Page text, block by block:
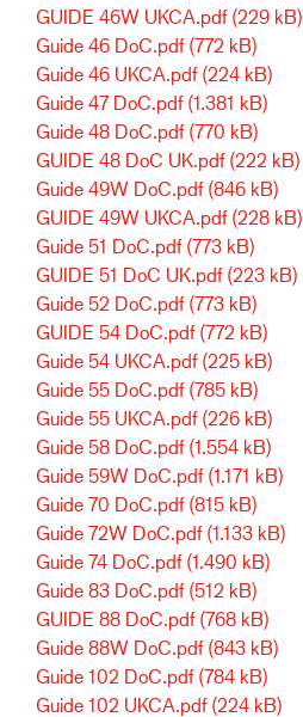
GUIDE 46W UKCA.pdf (229 kB)
Guide 46 DoC.pdf (772 kB)
Guide 46 UKCA.pdf (224 kB)
Guide 47 DoC.pdf (1.381 kB)
Guide 48 DoC.pdf (770 kB)
GUIDE 48 DoC UK.pdf (222 kB)
Guide 49W DoC.pdf (846 kB)
GUIDE 49W UKCA.pdf (228 kB)
Guide 51 DoC.pdf (773 kB)
GUIDE 51 DoC UK.pdf (223 kB)
Guide 52 DoC.pdf (773 kB)
GUIDE 54 DoC.pdf (772 kB)
Guide 54 UKCA.pdf (225 kB)
Guide 55 DoC.pdf (785 kB)
Guide 55 UKCA.pdf (226 kB)
Guide 58 DoC.pdf (1.554 kB)
Guide 59W DoC.pdf (1.171 kB)
Guide 70 DoC.pdf (815 kB)
Guide 72W DoC.pdf (1.133 kB)
Guide 74 DoC.pdf (1.490 kB)
Guide 83 DoC.pdf (512 kB)
GUIDE 88 DoC.pdf (768 kB)
Guide 88W DoC.pdf (843 kB)
Guide 102 DoC.pdf (784 kB)
Guide 102 UKCA.pdf (224 kB)